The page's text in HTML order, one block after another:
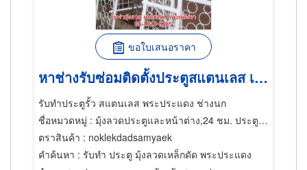
ขอใบเสนอราคา
หาช่างรับซ่อมติดตั้งประตูสแตนเลส เหล็กดัด พระประแดง
รับทำประตูรั้ว สแตนเลส พระประแดง ช่างนก
ชื่อหมวดหมู่ : มุ้งลวดประตูและหน้าต่าง,24 ชม. ประตูเปิด-ปิดอัตโนมัติ-ซ่อม,ประตู
ตราสินค้า : noklekdadsamyaek
คำค้นหา : รับทำ ประตู มุ้งลวดเหล็กดัด พระประแดง